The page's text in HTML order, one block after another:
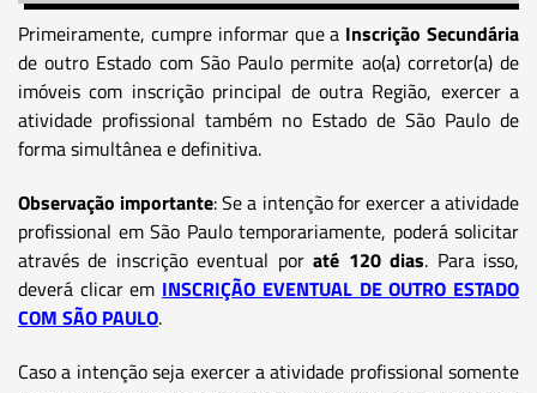
Primeiramente, cumpre informar que a Inscrição Secundária
de outro Estado com São Paulo permite ao(a) corretor(a) de
imóveis com inscrição principal de outra Região, exercer a
atividade profissional também no Estado de São Paulo de
forma simultânea e definitiva.
Observação importante: Se a intenção for exercer a atividade
profissional em São Paulo temporariamente, poderá solicitar
através de inscrição eventual poraté 120 dias. Para isso,
deverá clicar em INSCRIÇÃO EVENTUAL DE OUTRO ESTADO
COM SÃO PAULO.
Caso a intenção seja exercer a atividade profissional somente